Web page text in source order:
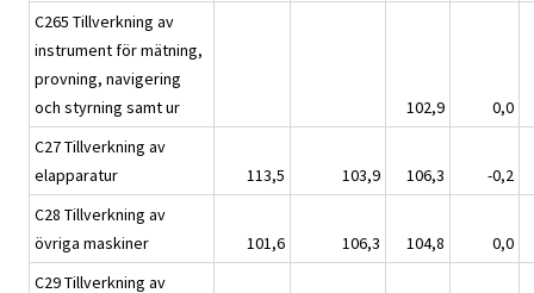
C265 Tillverkning av
instrument för mätning,
provning, navigering
och styrning samt ur
102,9
0,0
C27 Tillverkning av
elapparatur
113,5 103,9 106,3
-0,2
C28 Tillverkning av
övriga maskiner
101,6 106,3 104,8
0,0
C29 Tillverkning av